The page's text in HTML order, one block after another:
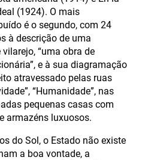
(1924). O mais
é o segundo, com 24
à descrição de uma
“uma obra de
e à sua diagramação
atravessado pelas ruas
“Humanidade”, nas
pequenas casas com
armazéns luxuosos.
do Sol, o Estado não existe
a boa vontade, a